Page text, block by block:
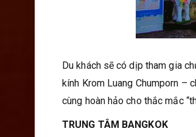
Du khách sẽ có dịp tham gia
kính Krom Luang Chumporn –
cùng hoàn hảo cho thắc mắc
TRUNG TÂM BANGKOK